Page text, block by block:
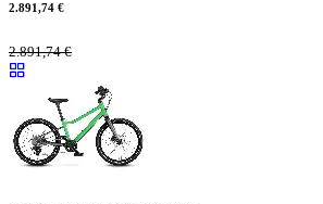
2.891,74 €
2.891,74€